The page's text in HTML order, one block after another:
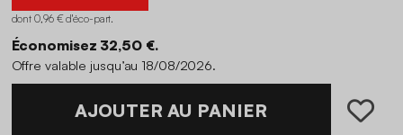
dont 0,96 € d'éco-part.
Économisez 32,50 €.
Offre valable jusqu’au 18/08/2026.
AJOUTER AU PANIER